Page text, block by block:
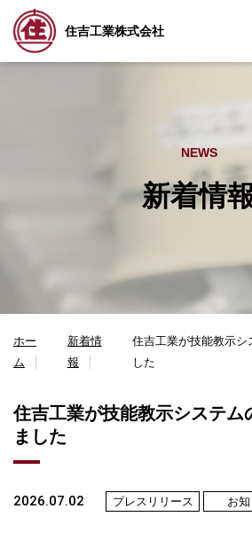
住吉工業株式会社
NEWS
新着情
ホー
ム
新着情
報
住吉工業が技能教示シ
した
住吉工業が技能教示システム
ました
2026.07.02 プレスリリース お